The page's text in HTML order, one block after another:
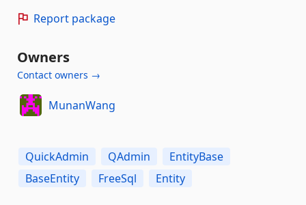
Report package
Owners
Contact owners →
MunanWang
QuickAdmin QAdmin
EntityBase
BaseEntity
FreeSql Entity